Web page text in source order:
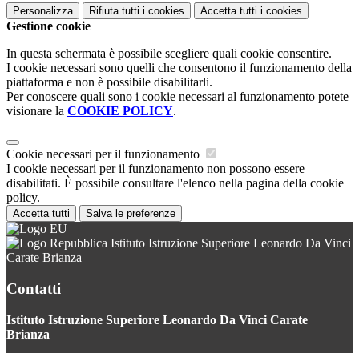
Personalizza Rifiuta tutti i cookies Accetta tutti i cookies
Gestione cookie
In questa schermata è possibile scegliere quali cookie consentire.
I cookie necessari sono quelli che consentono il funzionamento della
piattaforma e non è possibile disabilitarli.
Per conoscere quali sono i cookie necessari al funzionamento potete
visionare la COOKIE POLICY.
Cookie necessari per il funzionamento
I cookie necessari per il funzionamento non possono essere
disabilitati. È possibile consultare l'elenco nella pagina della cookie
policy.
Accetta tutti Salva le preferenze
Istituto Istruzione Superiore Leonardo Da Vinci
Carate Brianza
Contatti
Istituto Istruzione Superiore Leonardo Da Vinci Carate
Brianza